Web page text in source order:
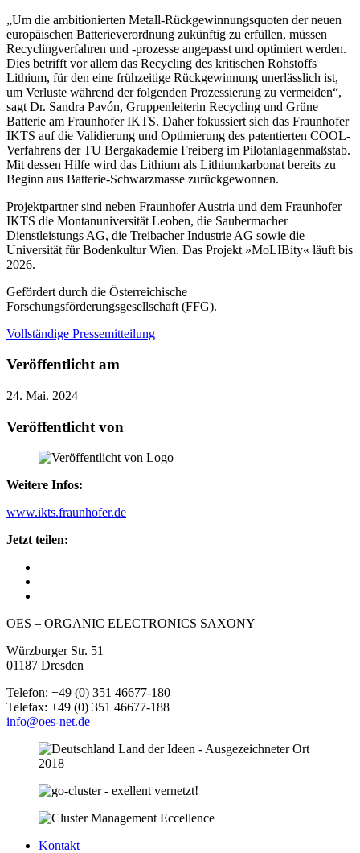
„Um die ambitionierten Metall-Rückgewinnungsquoten der neuen
europäischen Batterieverordnung zukünftig zu erfüllen, müssen
Recyclingverfahren und -prozesse angepasst und optimiert werden.
Dies betrifft vor allem das Recycling des kritischen Rohstoffs
Lithium, für den eine frühzeitige Rückgewinnung unerlässlich ist,
um Verluste während der folgenden Prozessierung zu vermeiden“,
sagt Dr. Sandra Pavón, Gruppenleiterin Recycling und Grüne
Batterie am Fraunhofer IKTS. Daher fokussiert sich das Fraunhofer
IKTS auf die Validierung und Optimierung des patentierten COOL-
Verfahrens der TU Bergakademie Freiberg im Pilotanlagenmaßstab.
Mit dessen Hilfe wird das Lithium als Lithiumkarbonat bereits zu
Beginn aus Batterie-Schwarzmasse zurückgewonnen.
Projektpartner sind neben Fraunhofer Austria und dem Fraunhofer
IKTS die Montanuniversität Leoben, die Saubermacher
Dienstleistungs AG, die Treibacher Industrie AG sowie die
Universität für Bodenkultur Wien. Das Projekt »MoLIBity« läuft bis
2026.
Gefördert durch die Österreichische
Forschungsförderungsgesellschaft (FFG).
Vollständige Pressemitteilung
Veröffentlicht am
24. Mai. 2024
Veröffentlicht von
Weitere Infos:
www.ikts.fraunhofer.de
Jetzt teilen:
OES – ORGANIC ELECTRONICS SAXONY
Würzburger Str. 51
01187 Dresden
Telefon: +49 (0) 351 46677-180
Telefax: +49 (0) 351 46677-188
info@oes-net.de
Kontakt